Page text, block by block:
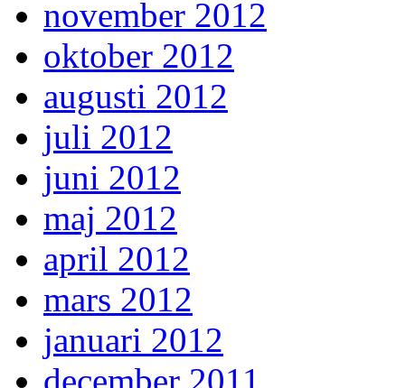
november 2012
oktober 2012
augusti 2012
juli 2012
juni 2012
maj 2012
april 2012
mars 2012
januari 2012